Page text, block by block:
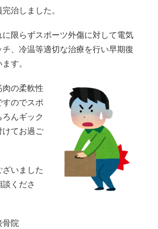
治しました。
に限らずスポーツ外傷に対して電気
、冷温等適切な治療を行い早期復
す。
の柔軟性
すのでスポ
んギック
けてお過ご
いました
くださ
骨院